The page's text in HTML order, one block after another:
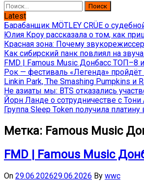
Найти:
Latest
Барабанщик MÖTLEY CRÜE о
Юлия Кроу рассказала о том, как
Красная зона: Почему
Как сибирский панк повлиял на
FMD | Famous Music Донбасс ТОП–8
Рок — фестиваль «Легенда»
Linkin Park, The Smashing Pumpkins
Не азиаты мы: BTS отказались
Йорн Ланде о сотрудничестве с
Группа Sleep Token получила платину
Метка: Famous Music
FMD | Famous Music
On 29.06.202629.06.2026 By wwc